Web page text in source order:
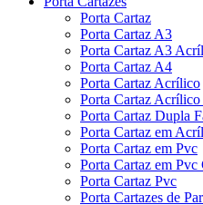
Porta Cartaz
Porta Cartaz A3
Porta Cartaz A3
Porta Cartaz A4
Porta Cartaz Acrílico
Porta Cartaz
Porta Cartaz Dupla
Porta Cartaz em
Porta Cartaz em Pvc
Porta Cartaz em Pvc
Porta Cartaz Pvc
Porta Cartazes de